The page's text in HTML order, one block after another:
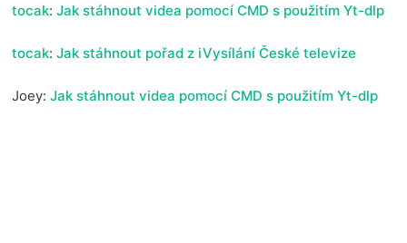
tocak:Jak stáhnout videa pomocí CMD s použitím Yt-dlp
tocak:Jak stáhnout pořad z iVysílání České televize
Joey:Jak stáhnout videa pomocí CMD s použitím Yt-dlp